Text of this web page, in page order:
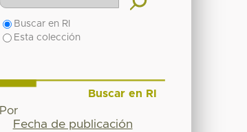
Buscar en RI
Esta colección
Buscar en RI
Por
Fecha de publicación